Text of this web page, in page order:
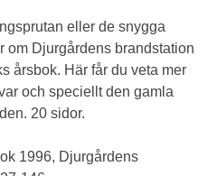
eller de snygga
om Djurgårdens brandstation
årsbok. Här får du veta mer
och speciellt den gamla
20 sidor.
1996, Djurgårdens